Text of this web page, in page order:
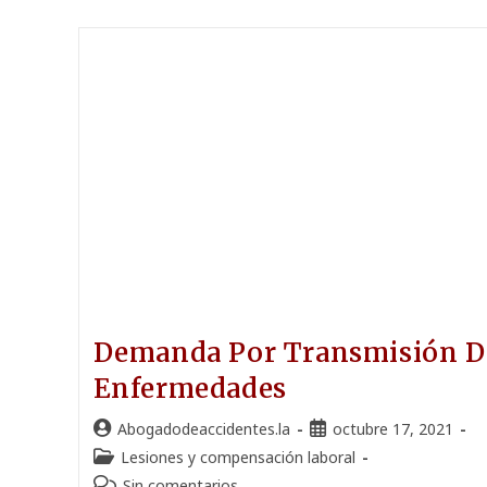
Demanda Por Transmisión
Enfermedades
Abogadodeaccidentes.la
octubre 17, 2021
Lesiones y compensación laboral